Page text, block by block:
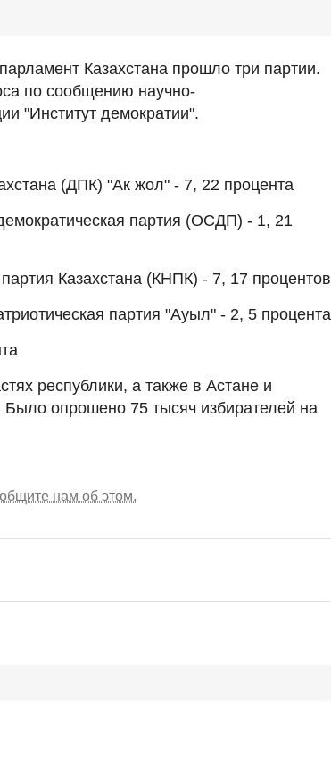
Казахстана прошло три партии.
по сообщению научно-
"Институт демократии".
(ДПК) "Ак жол" - 7, 22 процента
партия (ОСДП) - 1, 21
Казахстана (КНПК) - 7, 17 процентов
партия "Ауыл" - 2, 5 процента
республики, а также в Астане и
опрошено 75 тысяч избирателей на
нам об этом.